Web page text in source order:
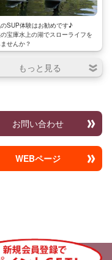
SUP体験はお勧めです♪
宝庫水上の湖でスローライフを
せんか？
お問い合わせ
WEBページ